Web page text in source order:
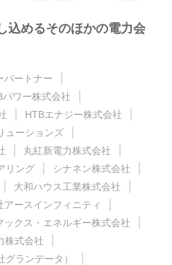
込めるそのほかの電力会
パートナー
パワー株式会社
HTBエナジー株式会社
ューションズ
丸紅新電力株式会社
リング
シナネン株式会社
大和ハウス工業株式会社
アースインフィニティ
ックス・エネルギー株式会社
株式会社
ランデータ）